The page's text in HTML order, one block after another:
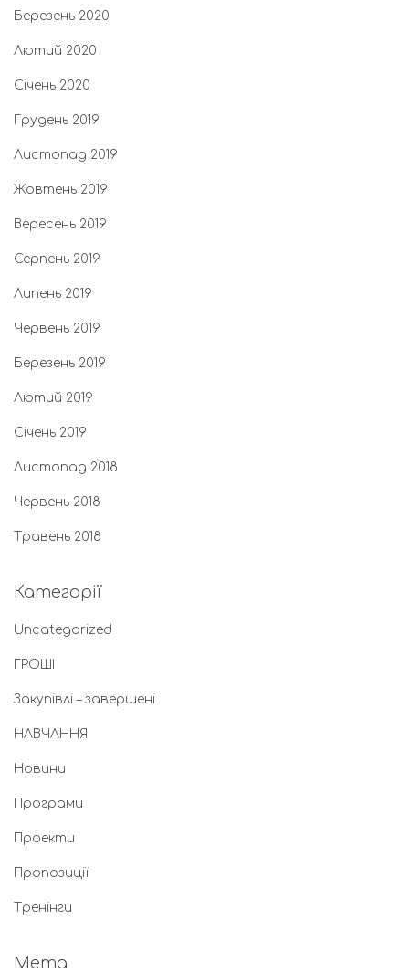
Березень 2020
Лютий 2020
Січень 2020
Грудень 2019
Листопад 2019
Жовтень 2019
Вересень 2019
Серпень 2019
Липень 2019
Червень 2019
Березень 2019
Лютий 2019
Січень 2019
Листопад 2018
Червень 2018
Травень 2018
Категорії
Uncategorized
ГРОШІ
Закупівлі – завершені
НАВЧАННЯ
Новини
Програми
Проекти
Пропозиції
Тренінги
Мета